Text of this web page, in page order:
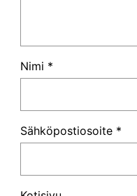
Nimi *
Sähköpostiosoite *